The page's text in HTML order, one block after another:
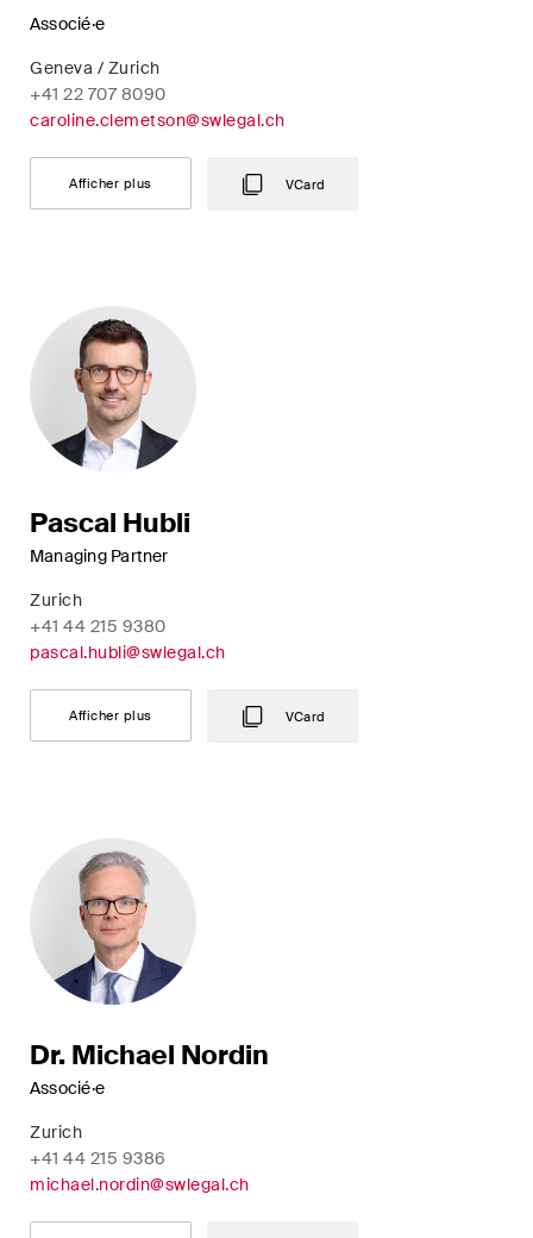
Associé·e
Geneva / Zurich
+41 22 707 8090
caroline.clemetson@swlegal.ch
Afficher plus VCard
Pascal Hubli
Managing Partner
Zurich
+41 44 215 9380
pascal.hubli@swlegal.ch
Afficher plus VCard
Dr. Michael Nordin
Associé·e
Zurich
+41 44 215 9386
michael.nordin@swlegal.ch
l'environnement en évolution
rapide des litiges
environnementaux, sociaux et
de gouvernance d'entreprise.
The Board's View
monde en pleine évolution de
la gouvernance d'entreprise
pour les membres des conseils
d'administration des sociétés
suisses.
Une mise à jour régulière d'un
point de vue unique en matière
les développements
sociétales en Suisse.
Ce site est protégé par reCAPTCHA et les conditions d'utilisation de
Google s'appliquent .
S'abonner